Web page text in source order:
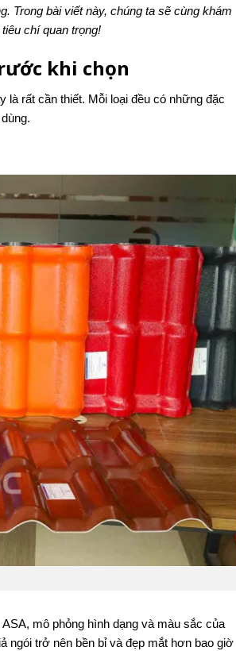
Trong bài viết này, chúng ta sẽ cùng khám
chí quan trọng!
khi chọn
là rất cần thiết. Mỗi loại đều có những đặc
mô phỏng hình dạng và màu sắc của
ngói trở nên bền bỉ và đẹp mắt hơn bao giờ